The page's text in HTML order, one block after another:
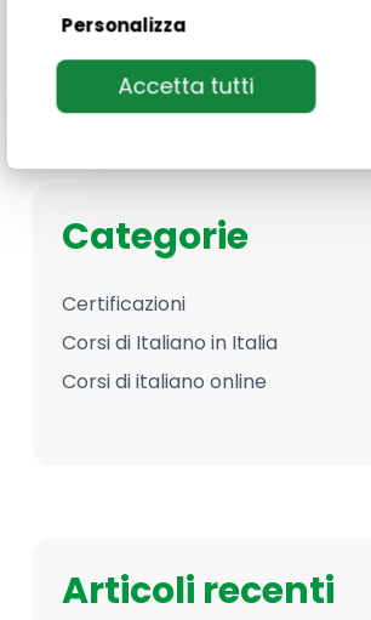
Personalizza
Accetta tutti
Search
Categorie
Certificazioni
Corsi di Italiano in Italia
Corsi di italiano online
Articoli recenti